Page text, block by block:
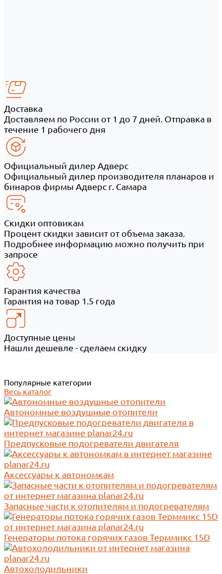
Доставка
Доставляем по России от 1 до 7 дней. Отправка в
течение 1 рабочего дня
Официальный дилер Адверс
Официальный дилер производителя планаров и
бинаров фирмы Адверс г. Самара
Скидки оптовикам
Процент скидки зависит от объема заказа.
Подробнее информацию можно получить при
запросе
Гарантия качества
Гарантия на товар 1.5 года
Доступные цены
Нашли дешевле - сделаем скидку
Популярные категории
Весь каталог
Автономные воздушные отопители
Предпусковые подогреватели двигателя
Аксессуары к автономкам
Запасные части к отопителям и подогревателям
Генераторы потока горячих газов Терммикс 15D
Автохолодильники